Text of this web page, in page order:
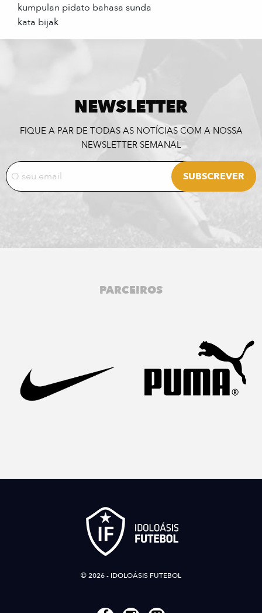
kumpulan pidato bahasa sunda
kata bijak
NEWSLETTER
FIQUE A PAR DE TODAS AS NOTÍCIAS COM A NOSSA
NEWSLETTER SEMANAL
PARCEIROS
© 2026 - IDOLOÁSIS FUTEBOL